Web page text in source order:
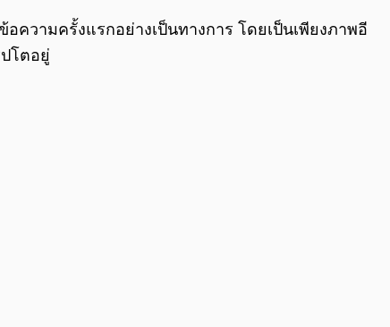
ความครั้งแรกอย่างเป็นทางการ โดยเป็นเพียงภาพอี
โตอยู่